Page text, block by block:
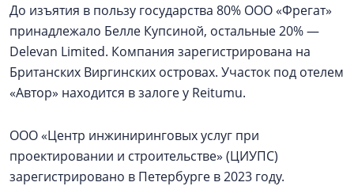
До изъятия в пользу государства 80% ООО «Фрегат»
принадлежало Белле Купсиной, остальные 20% —
Delevan Limited. Компания зарегистрирована на
Британских Виргинских островах. Участок под отелем
«Автор» находится в залоге у Reitumu.
ООО «Центр инжиниринговых услуг при
проектировании и строительстве» (ЦИУПС)
зарегистрировано в Петербурге в 2023 году.